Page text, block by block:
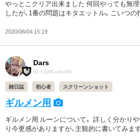
やっとこクリア出来ました 何回やっても無
したが、1番の問題はキタエットル。こいつ
2020/06/04 15:19
Dars
ID: k7p6fcc4we56
雑日誌 初心者 スクリーンショット
ギルメン用
ギルメン用 ルーンについて。 詳しく分かり
り今更感がありますが、主観的に書いてみま